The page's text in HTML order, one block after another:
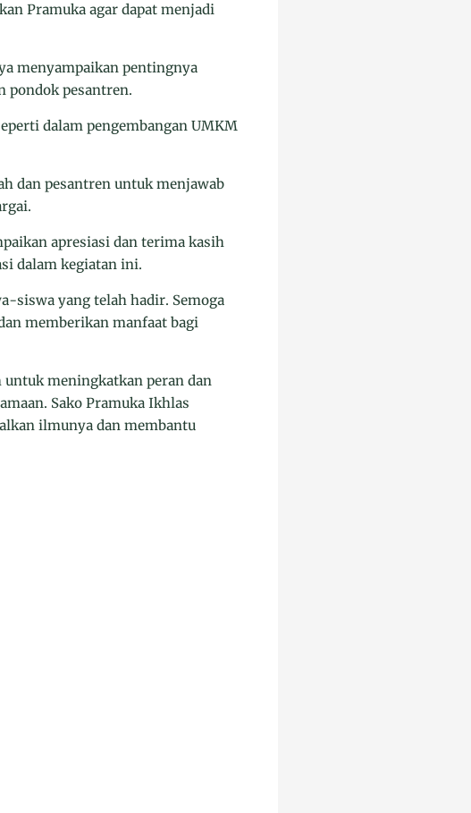
Pramuka agar dapat menjadi
menyampaikan pentingnya
pondok pesantren.
dalam pengembangan UMKM
dan pesantren untuk menjawab
apresiasi dan terima kasih
dalam kegiatan ini.
siswa yang telah hadir. Semoga
memberikan manfaat bagi
untuk meningkatkan peran dan
Sako Pramuka Ikhlas
ilmunya dan membantu